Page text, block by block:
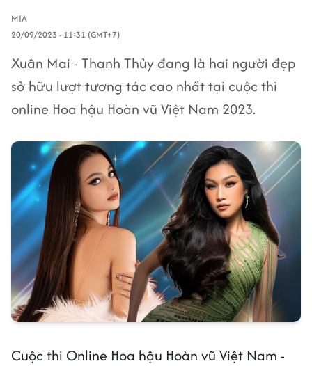
MIA
20/09/2023 - 11:31 (GMT+7)
Xuân Mai - Thanh Thủy đang là hai người đẹp
sở hữu lượt tương tác cao nhất tại cuộc thi
online Hoa hậu Hoàn vũ Việt Nam 2023.
Cuộc thi Online Hoa hậu Hoàn vũ Việt Nam -